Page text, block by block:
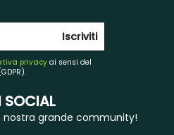
Iscriviti
privacy ai sensi del
SOCIAL
nostra grande community!